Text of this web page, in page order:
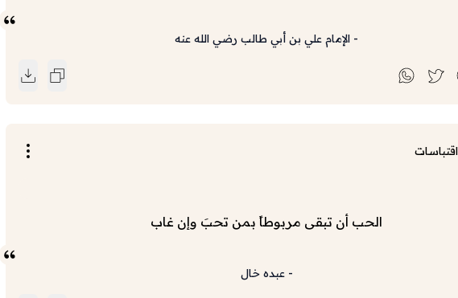
- الإمام علي بن أبي طالب رضي الله عنه
الحب أن تبقى مربوطاً بمن تحبَ وإن غاب
-عبده خال